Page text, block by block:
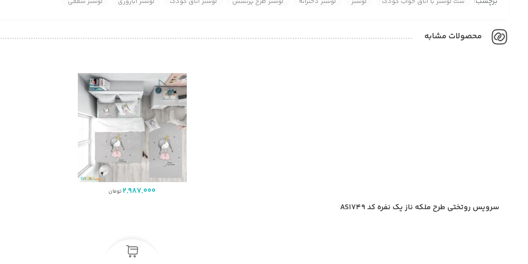
محصولات مشابه
2,987,000تومان
سرویس روتختی طرح ملکه ناز یک نفره کد AS1749